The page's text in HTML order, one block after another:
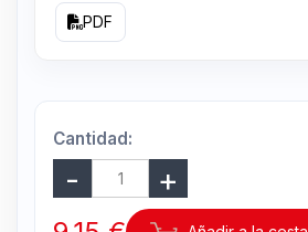
PDF
Cantidad: